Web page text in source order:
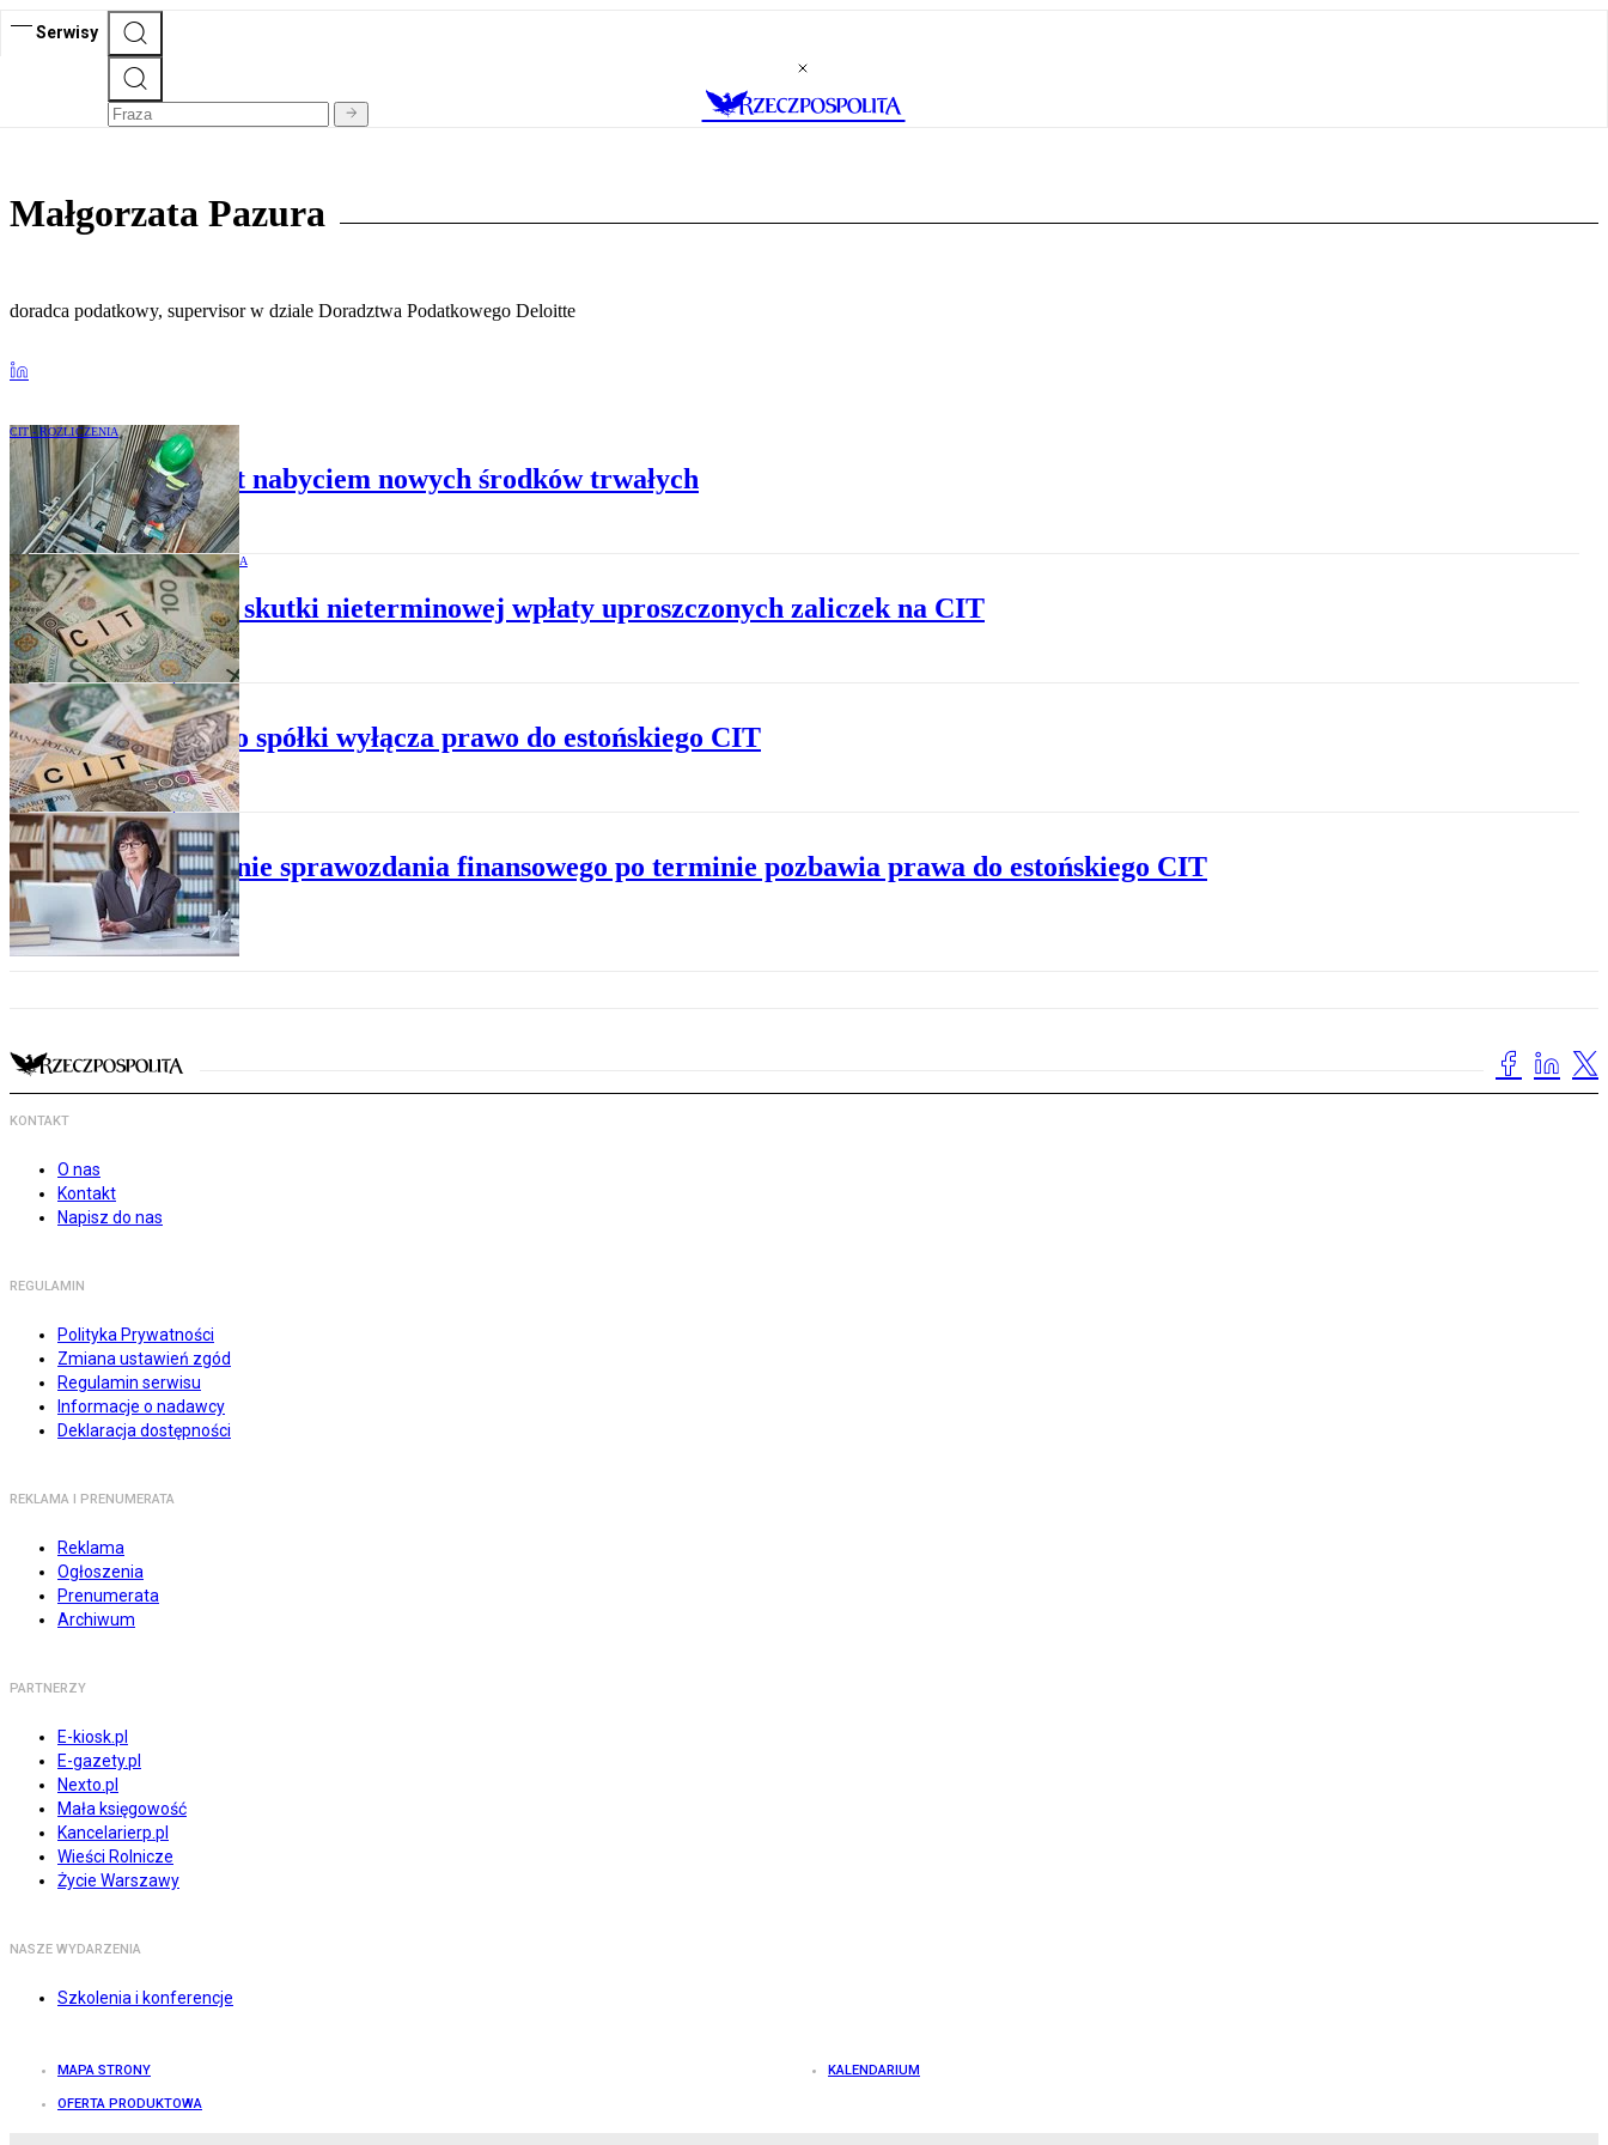
Serwisy
Małgorzata Pazura
doradca podatkowy, supervisor w dziale Doradztwa Podatkowego Deloitte
CIT - ROZLICZENIA
Wymiana wind jest nabyciem nowych środków trwałych
CIT - ROZLICZENIA
Jakie są skutki nieterminowej wpłaty uproszczonych zaliczek na CIT
ESTOŃSKI CIT
Aport do spółki wyłącza prawo do estońskiego CIT
ESTOŃSKI CIT
Podpisanie sprawozdania finansowego po terminie pozbawia prawa do estońskiego CIT
KONTAKT
O nas
Kontakt
Napisz do nas
REGULAMIN
Polityka Prywatności
Zmiana ustawień zgód
Regulamin serwisu
Informacje o nadawcy
Deklaracja dostępności
REKLAMA I PRENUMERATA
Reklama
Ogłoszenia
Prenumerata
Archiwum
PARTNERZY
E-kiosk.pl
E-gazety.pl
Nexto.pl
Mała księgowość
Kancelarierp.pl
Wieści Rolnicze
Życie Warszawy
NASZE WYDARZENIA
Szkolenia i konferencje
MAPA STRONY KALENDARIUM
OFERTA PRODUKTOWA